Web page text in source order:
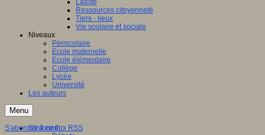
Laïcité
Ressources citoyenneté
Tiers - lieux
Vie scolaire et sociale
Niveaux
Périscolaire
Ecole maternelle
Ecole élémentaire
Collège
Lycée
Université
Les auteurs
Menu
S'informer
S'abonner à ce flux RSS